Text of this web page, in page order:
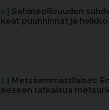
| Sahateollisuuden
puunhinnat ja
| Metsäammattilaiset:
ratkaisua